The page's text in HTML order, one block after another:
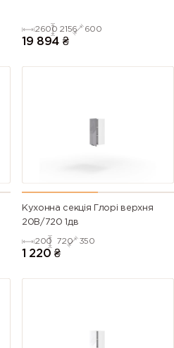
2600 2156 600
19 894 ₴
Кухонна секція Глорі верхня
20В/720 1дв
200 720 350
1 220 ₴